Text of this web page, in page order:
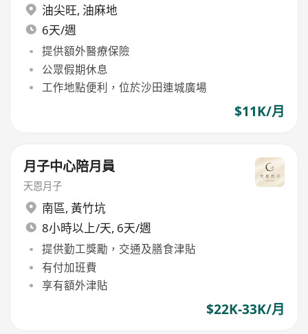
油尖旺, 油麻地
6天/週
提供額外醫療保險
公眾假期休息
工作地點便利，位於沙田連城廣場
$11K/月
月子中心陪月員
天恩月子
南區, 黃竹坑
8小時以上/天, 6天/週
提供勤工獎勵，交通及膳食津貼
有付加班費
享有額外津貼
$22K-33K/月